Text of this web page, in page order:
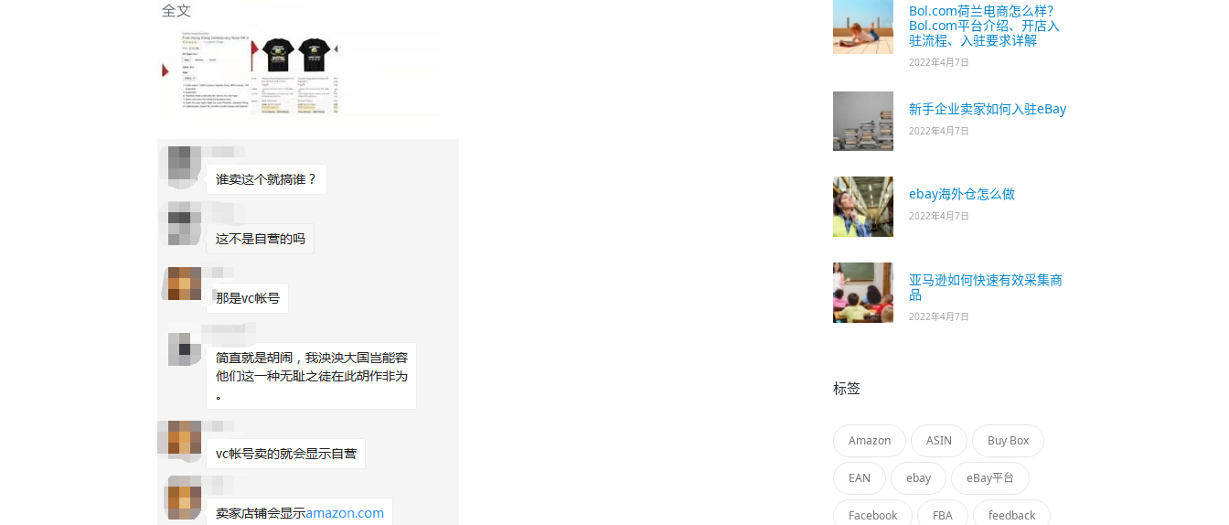
Bol.com荷兰电商怎么样？
Bol.com平台介绍、开店入
驻流程、入驻要求详解
2022年4月7日
新手企业卖家如何入驻eBay
2022年4月7日
ebay海外仓怎么做
2022年4月7日
亚马逊如何快速有效采集商
品
2022年4月7日
标签
Amazon ASIN Buy Box
EAN ebay eBay平台
Facebook FBA feedback